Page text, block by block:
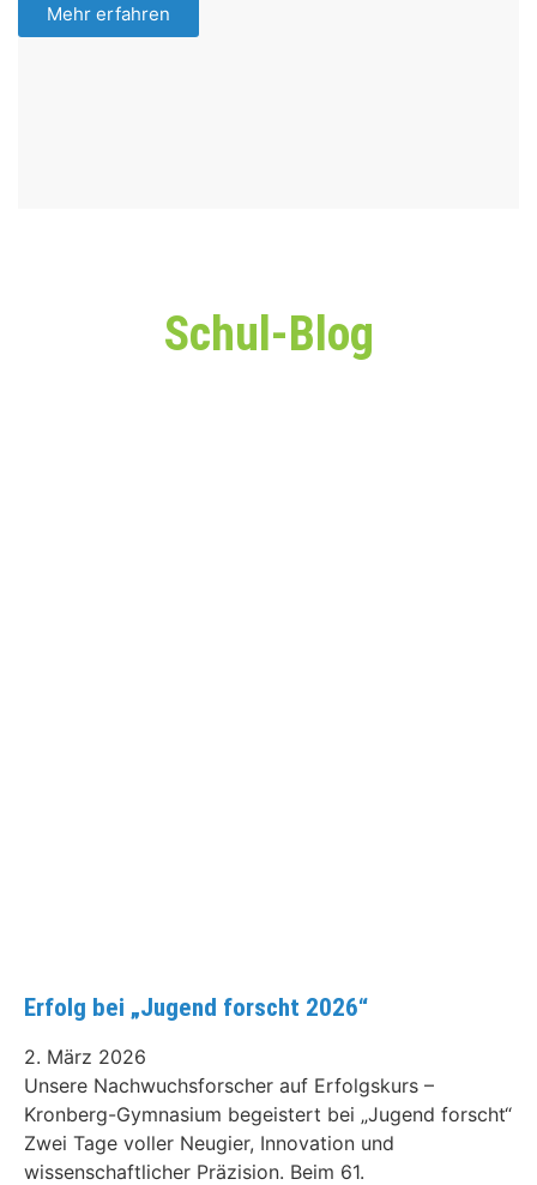
Mehr erfahren
Schul-Blog
Erfolg bei „Jugend forscht 2026“
2. März 2026
Unsere Nachwuchsforscher auf Erfolgskurs –
Kronberg-Gymnasium begeistert bei „Jugend forscht“
Zwei Tage voller Neugier, Innovation und
wissenschaftlicher Präzision. Beim 61.